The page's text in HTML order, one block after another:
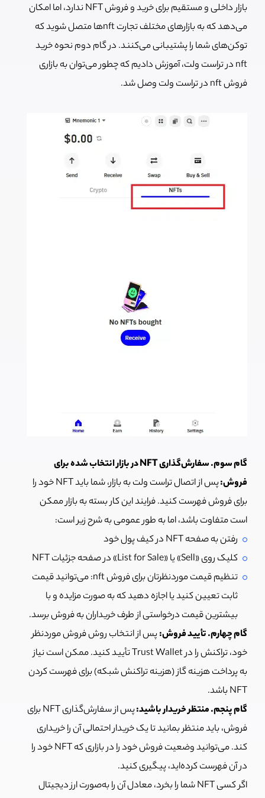
بازار داخلی و مستقیم برای خرید و فروش NFT ندارد، اما امکان
می‌دهد که به بازارهای مختلف تجارت nftها متصل شوید که
توکن‌های شما را پشتیبانی می‌کنند. در گام دوم نحوه خرید
nft در تراست ولت، آموزش دادیم که چطور می‌توان به بازاری
فروش nft در تراست ولت وصل شد.
گام سوم. سفارش‌گذاری NFT در بازار انتخاب شده برای
فروش:
پس از اتصال تراست ولت به بازار، شما باید NFT خود را
برای فروش فهرست کنید. فرایند این کار بسته به بازار ممکن
است متفاوت باشد، اما به طور عمومی به شرح زیر است:
رفتن به صفحه NFT در کیف پول خود
کلیک روی «Sell» یا «List for Sale» در صفحه جزئیات NFT
تنظیم قیمت موردنظرتان برای فروش nft: می‌توانید قیمت
ثابت تعیین کنید یا اجازه دهید که به صورت مزایده و با
بیشترین قیمت درخواستی از طرف خریداران به فروش برسد.
گام چهارم. تأیید فروش:پس از انتخاب روش فروش موردنظر
خود، تراکنش را در Trust Wallet تأیید کنید. ممکن است نیاز
به پرداخت هزینه گاز (هزینه تراکنش شبکه) برای فهرست کردن
NFT باشد.
گام پنجم. منتظر خریدار باشید:
پس از سفارش‌گذاری NFT برای
فروش، باید منتظر بمانید تا یک خریدار احتمالی آن را خریداری
کند. می‌توانید وضعیت فروش خود را در بازاری که NFT خود را
در آن فهرست کرده‌اید، پیگیری کنید.
اگر کسی NFT شما را بخرد، معادل آن را به‌صورت ارز دیجیتال